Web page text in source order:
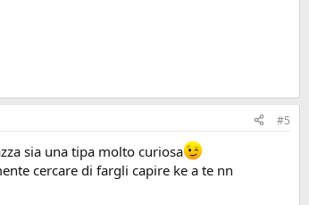
#5
sia una tipa molto curiosa
cercare di fargli capire ke a te nn